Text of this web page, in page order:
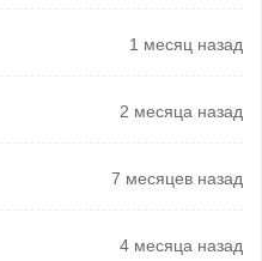
1 месяц назад
2 месяца назад
7 месяцев назад
4 месяца назад